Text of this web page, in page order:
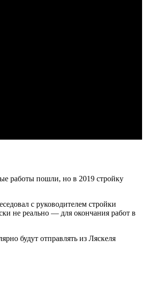
работы пошли, но в 2019 стройку
с руководителем стройки
не реально — для окончания работ в
будут отправлять из Ляскеля